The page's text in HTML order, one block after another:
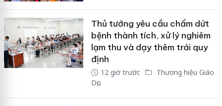
Thủ tướng yêu cầu chấm dứt
bệnh thành tích, xử lý nghiêm
lạm thu và dạy thêm trái quy
định
12 giờ trước
Thương hiệu Giáo
Dục